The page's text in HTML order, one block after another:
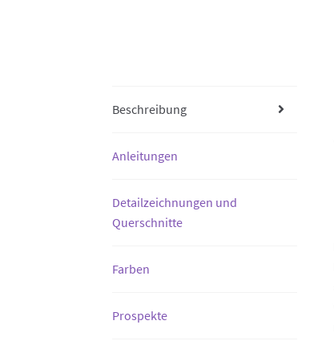
Beschreibung
Anleitungen
Detailzeichnungen und
Querschnitte
Farben
Prospekte